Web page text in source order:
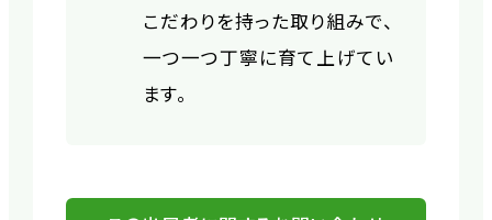
こだわりを持った取り組みで、
一つ一つ丁寧に育て上げてい
ます。